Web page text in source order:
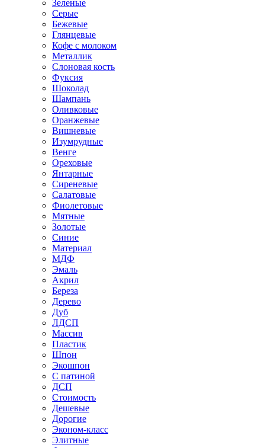
Зеленые
Серые
Бежевые
Глянцевые
Кофе с молоком
Металлик
Слоновая кость
Фуксия
Шоколад
Шампань
Оливковые
Оранжевые
Вишневые
Изумрудные
Венге
Ореховые
Янтарные
Сиреневые
Салатовые
Фиолетовые
Мятные
Золотые
Синие
Материал
МДФ
Эмаль
Акрил
Береза
Дерево
Дуб
ЛДСП
Массив
Пластик
Шпон
Экошпон
С патиной
ДСП
Стоимость
Дешевые
Дорогие
Эконом-класс
Элитные